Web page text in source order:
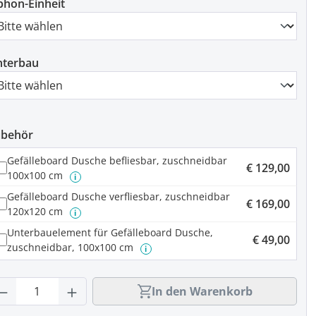
Einheit
Gefälleboard Dusche befliesbar, zuschneidbar
100x100 cm
i
€ 129,00
Gefälleboard Dusche verfliesbar, zuschneidbar
120x120 cm
i
€ 169,00
Unterbauelement für Gefälleboard Dusche,
zuschneidbar, 100x100 cm
i
€ 49,00
Anzahl: Gib den gewünschten
In den Warenkorb